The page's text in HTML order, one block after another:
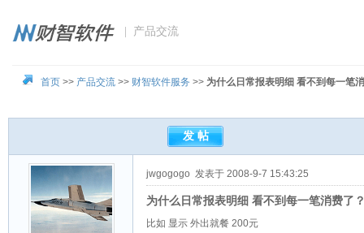
| 产品交流
首页 >> 产品交流 >> 财智软件服务 >> 为什么日常报表明细 看不到每一笔
jwgogogo 发表于 2008-9-7 15:43:25
为什么日常报表明细 看不到每一笔消费了
比如 显示 外出就餐 200元